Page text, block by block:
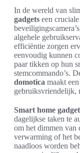
In de wereld van
gadgets een
algehele
efficiëntie zorgen
eenvoudig kunnen
paar tikken op hun
stemcommando’s.
domotica maakt
gebruiksvriendelijk,
Smart home
dagelijkse taken te
om het dimmen van
verwarming of het
naadloos worden